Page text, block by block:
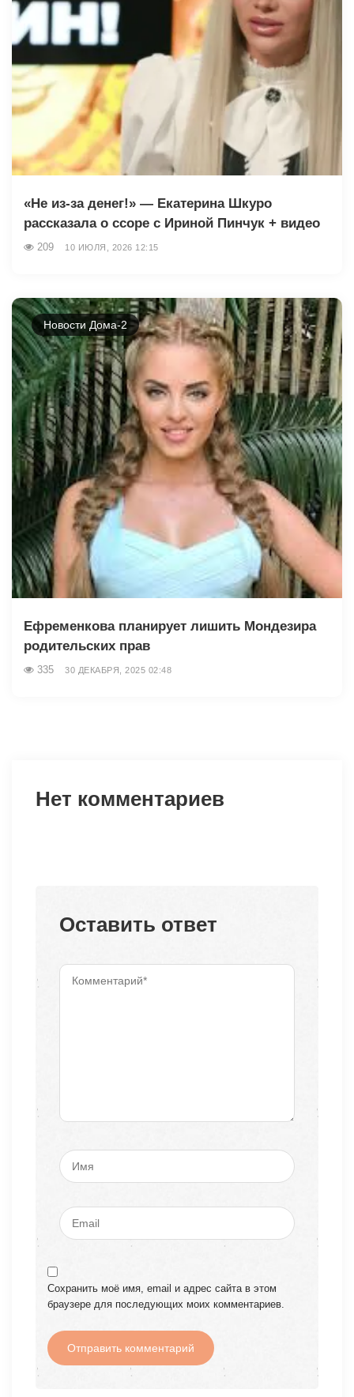
«Не из-за денег!» — Екатерина Шкуро
рассказала о ссоре с Ириной Пинчук + видео
209 10 ИЮЛЯ, 2026 12:15
Новости Дома-2
Ефременкова планирует лишить Мондезира
родительских прав
335 30 ДЕКАБРЯ, 2025 02:48
Нет комментариев
Оставить ответ
Сохранить моё имя, email и адрес сайта в этом
браузере для последующих моих комментариев.